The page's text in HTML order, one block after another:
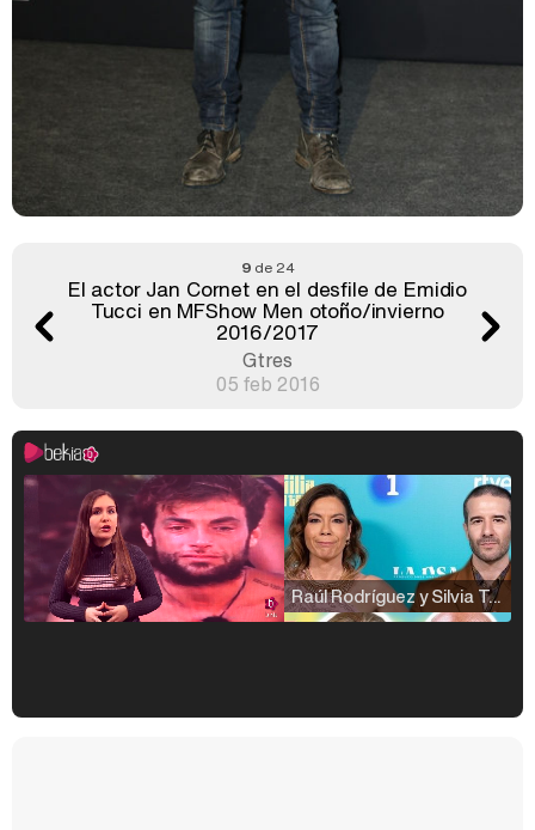
9 de 24
El actor Jan Cornet en el desfile de Emidio
Tucci en MFShow Men otoño/invierno
2016/2017
Gtres
05 feb 2016
Raúl Rodríguez y Silvia Taulés nos cuentan su papel en 'La familia de la tele'